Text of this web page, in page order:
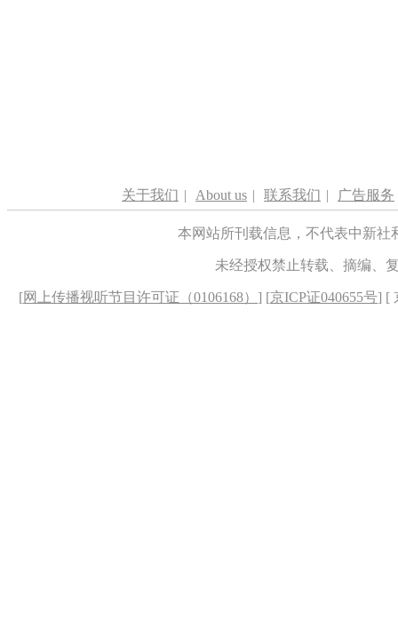
关于我们 | About us | 联系我们 | 广告服务
本网站所刊载信息，不代表中新
未经授权禁止转载、摘编、
[网上传播视听节目许可证（0106168） ] [京ICP证040655号] [